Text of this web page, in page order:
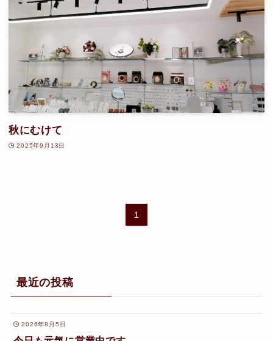
秋にむけて
2025年9月13日
1
最近の投稿
2026年8月5日